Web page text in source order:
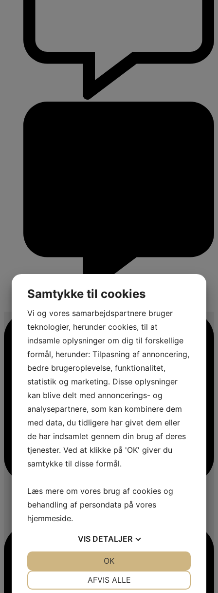
Samtykke til cookies
Vi og vores samarbejdspartnere bruger
teknologier, herunder cookies, til at
indsamle oplysninger om dig til forskellige
formål, herunder: Tilpasning af annoncering,
bedre brugeroplevelse, funktionalitet,
statistik og marketing. Disse oplysninger
kan blive delt med annoncerings- og
analysepartnere, som kan kombinere dem
med data, du tidligere har givet dem eller
de har indsamlet gennem din brug af deres
tjenester. Ved at klikke på 'OK' giver du
samtykke til disse formål.
Læs mere om vores brug af cookies og
behandling af persondata på vores
hjemmeside.
VIS DETALJER
AFVIS ALLE
OK